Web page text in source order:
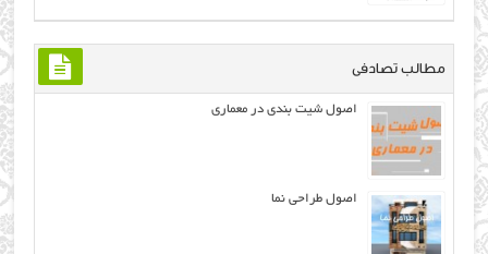
مطالب تصادفی
اصول شیت بندی در معماری
اصول طراحی نما